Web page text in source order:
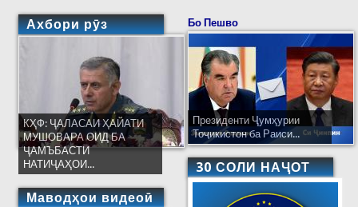
Ахбори рӯз
КҲФ: ҶАЛАСАИ ҲАЙАТИ
МУШОВАРА ОИД БА
ҶАМЪБАСТИ
НАТИҶАҲОИ...
Маводҳои видеоӣ
Бо Пешво
Президенти Ҷумҳурии
Тоҷикистон ба Раиси...
30 СОЛИ НАҶОТ